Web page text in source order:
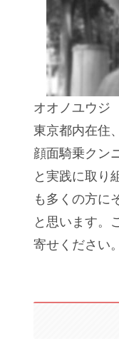
オオノユウジ
東京都内在住
顔面騎乗クン
と実践に取り
も多くの方に
と思います。
寄せください。